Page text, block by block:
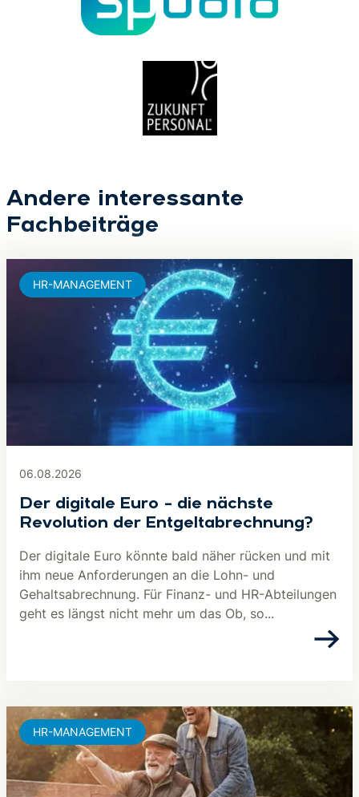
Andere interessante
Fachbeiträge
06.08.2026
Der digitale Euro – die nächste
Revolution der Entgeltabrechnung?
Der digitale Euro könnte bald näher rücken und mit
ihm neue Anforderungen an die Lohn- und
Gehaltsabrechnung. Für Finanz- und HR-Abteilungen
geht es längst nicht mehr um das Ob, so...
HR-MANAGEMENT
HR-MANAGEMENT